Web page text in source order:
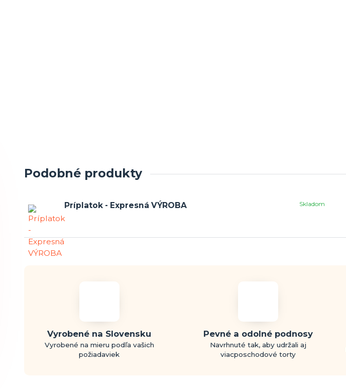
Podobné produkty
Príplatok - Expresná VÝROBA Skladom
Vyrobené na Slovensku
Vyrobené na mieru podľa vašich
požiadaviek
Pevné a odolné podnosy
Navrhnuté tak, aby udržali aj
viacposchodové torty